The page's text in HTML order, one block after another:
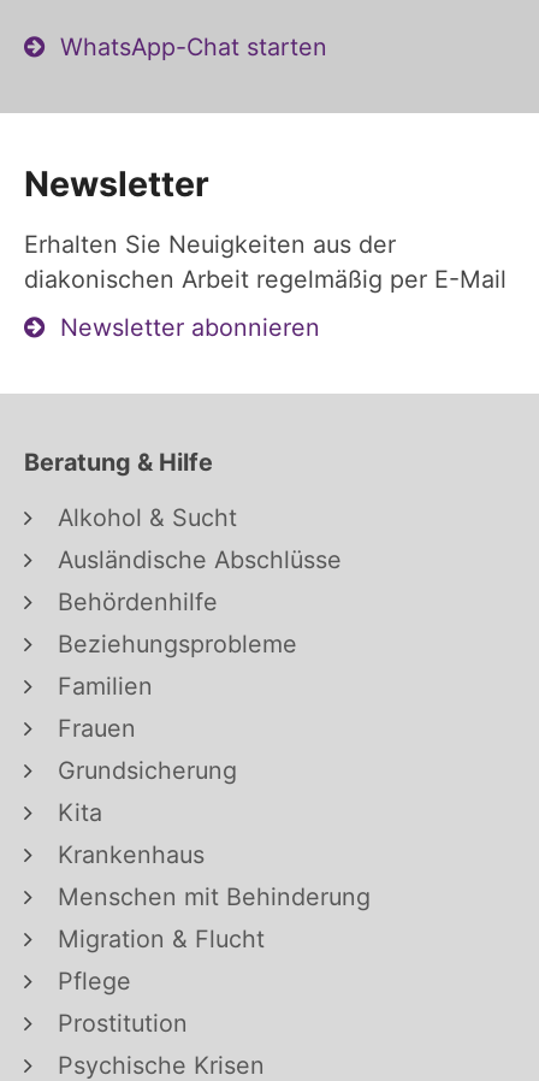
WhatsApp-Chat starten
Newsletter
Erhalten Sie Neuigkeiten aus der
diakonischen Arbeit regelmäßig per E-Mail
Newsletter abonnieren
Beratung & Hilfe
Alkohol & Sucht
Ausländische Abschlüsse
Behördenhilfe
Beziehungsprobleme
Familien
Frauen
Grundsicherung
Kita
Krankenhaus
Menschen mit Behinderung
Migration & Flucht
Pflege
Prostitution
Psychische Krisen